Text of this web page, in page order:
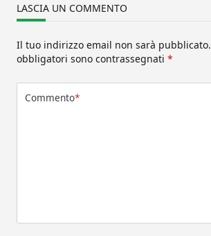
LASCIA UN COMMENTO
Il tuo indirizzo email non sarà pubblicato.
obbligatori sono contrassegnati *
Commento*